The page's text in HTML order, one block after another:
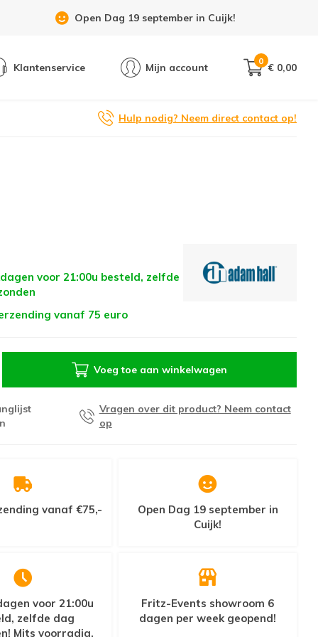
Open Dag 19 september in Cuijk!
Klantenservice Mijn account
0
€ 0,00
Hulp nodig? Neem direct contact op!
voor 21:00u besteld, zelfde
vanaf 75 euro
Voeg toe aan winkelwagen
Vragen over dit product? Neem contact
op
vanaf €75,-
Open Dag 19 september in
Cuijk!
voor 21:00u
zelfde dag
Mits voorradig.
Fritz-Events showroom 6
dagen per week geopend!